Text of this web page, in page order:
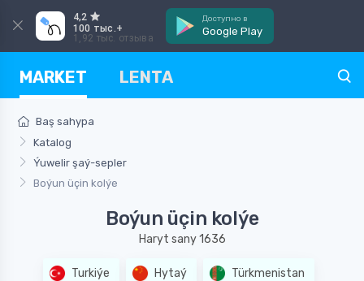
4,2
100 тыс.+
1,92 тыс. отзыва
Доступно в
Google Play
MARKET LENTA
Baş sahypa
Katalog
Ýuwelir şaý-sepler
Boýun üçin kolýe
Boýun üçin kolýe
Haryt sany 1636
Turkiýe Hytaý Türkmenistan